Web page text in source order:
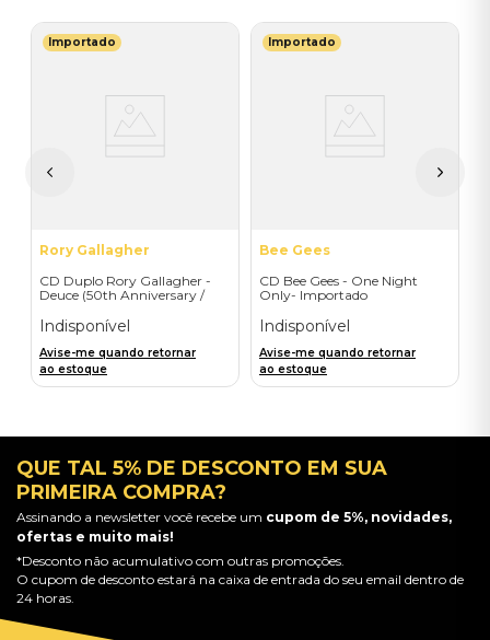
Importado
Rory Gallagher
CD Duplo Rory Gallagher -
Deuce (50th Anniversary /
Indisponível
Avise-me quando retornar
ao estoque
Importado
Bee Gees
CD Bee Gees - One Night
Only- Importado
Indisponível
Avise-me quando retornar
ao estoque
QUE TAL 5% DE DESCONTO EM SUA
PRIMEIRA COMPRA?
Assinando a newsletter você recebe um cupom de 5%, novidades,
ofertas e muito mais!
*Desconto não acumulativo com outras promoções.
O cupom de desconto estará na caixa de entrada do seu email dentro de
24 horas.